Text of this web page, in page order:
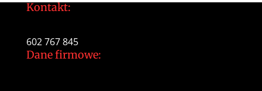
Kontakt:
602 767 845
Dane firmowe: